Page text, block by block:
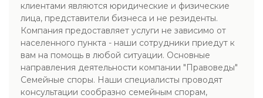
клиентами являются юридические и физические
лица, представители бизнеса и не резиденты.
Компания предоставляет услуги не зависимо от
населенного пункта - наши сотрудники приедут к
вам на помощь в любой ситуации. Основные
направления деятельности компании "Правоведы"
Семейные споры. Наши специалисты проводят
консультации сообразно семейным спорам,